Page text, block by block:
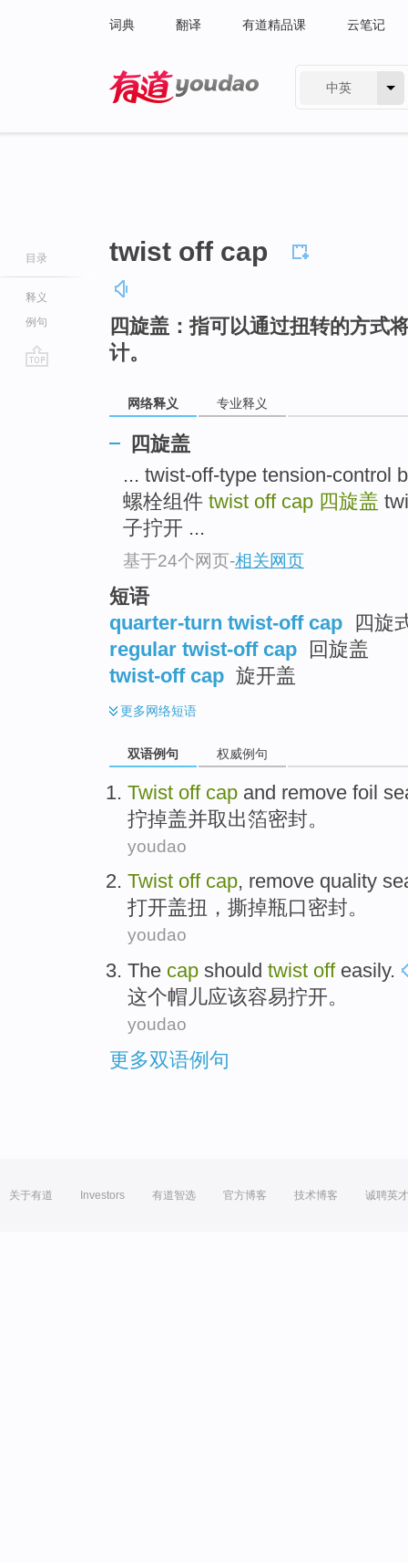
词典 翻译 有道精品课 云笔记
中英
目录
释义
例句
twist off cap
四旋盖：指可以通过扭转的方式
计。
网络释义 专业释义
四旋盖
... twist-off-type tension-control
螺栓组件 twist off cap 四旋盖
子拧开 ...
基于24个网页-相关网页
短语
quarter-turn twist-off cap 四旋
regular twist-off cap
回旋盖
twist-off cap 旋开盖
更多网络短语
双语例句 权威例句
Twist off cap and remove foil
拧掉盖并取出箔密封。
youdao
Twist off cap, remove quality
打开盖扭 ， 撕掉瓶口 密封。
youdao
The cap should twist off easily.
这个帽儿应该容易拧开。
youdao
更多双语例句
关于有道 Investors 有道智选 官方博客 技术博客 诚聘英才